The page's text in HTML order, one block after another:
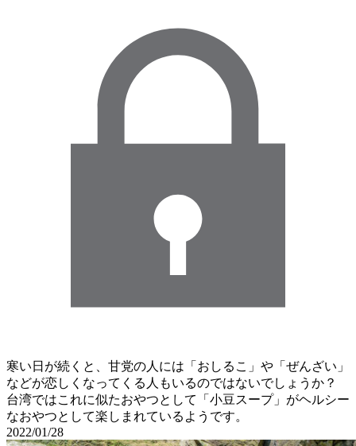
寒い日が続くと、甘党の人には「おしるこ」や「ぜんざい」
などが恋しくなってくる人もいるのではないでしょうか？
台湾ではこれに似たおやつとして「小豆スープ」がヘルシー
なおやつとして楽しまれているようです。
2022/01/28